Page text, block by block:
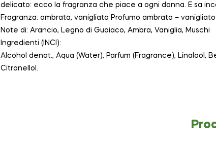
delicato: ecco la fragranza che piace a ogni donna. E sa
Fragranza: ambrata, vanigliata Profumo ambrato –
Note di: Arancio, Legno di Guaiaco, Ambra, Vaniglia, Muschi
Ingredienti (INCI):
Alcohol denat., Aqua (Water), Parfum (Fragrance), Linalool,
Citronellol.